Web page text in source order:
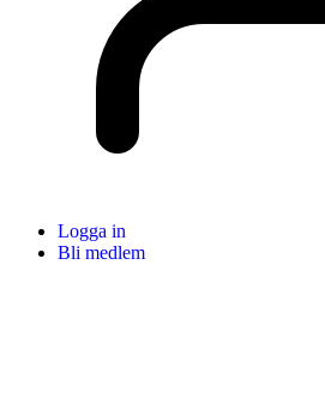
Logga in
Bli medlem